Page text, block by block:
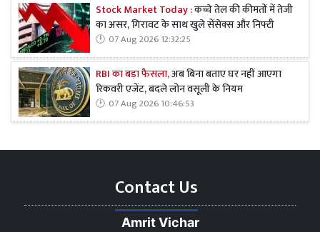
Stock Market Today :कच्चे तेल की कीमतों में तेजी
का असर, गिरावट के साथ खुले सेंसेक्स और निफ्टी
07 Aug 2026 12:32:25
RBI का बड़ा फैसला,अब बिना बताए घर नहीं आएगा
रिकवरी एजेंट, बदले लोन वसूली के नियम
07 Aug 2026 10:46:53
Contact Us
Amrit Vichar